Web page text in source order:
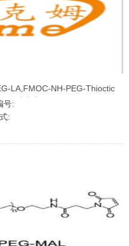
LA,FMOC-NH-PEG-Thioctic
二醇硫辛酸
号:
: